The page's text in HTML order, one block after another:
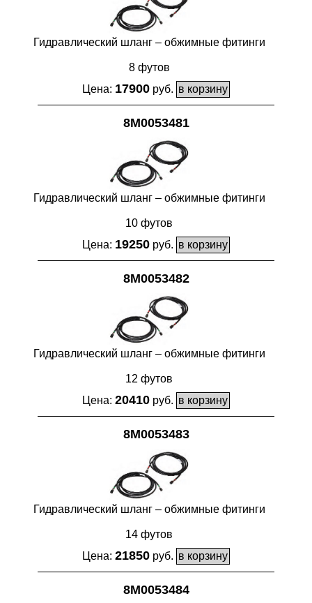
Гидравлический шланг – обжимные фитинги
8 футов
Цена: 17900 руб.
8M0053481
Гидравлический шланг – обжимные фитинги
10 футов
Цена: 19250 руб.
8M0053482
Гидравлический шланг – обжимные фитинги
12 футов
Цена: 20410 руб.
8M0053483
Гидравлический шланг – обжимные фитинги
14 футов
Цена: 21850 руб.
8M0053484